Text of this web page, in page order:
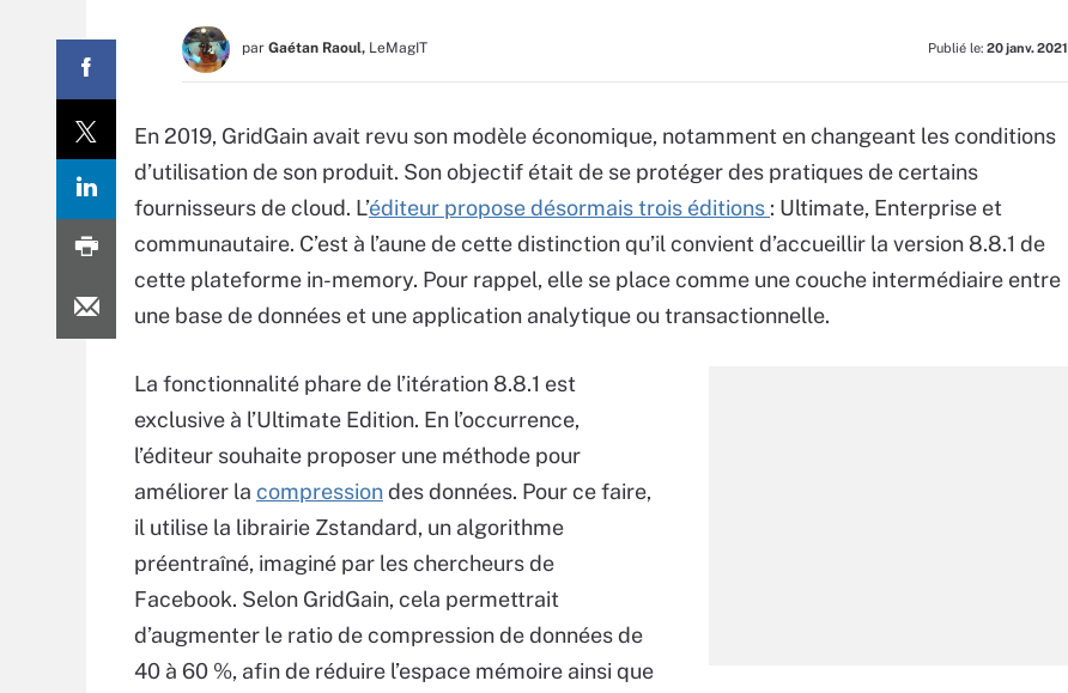
par Gaétan Raoul, LeMagIT Publié le: 20 janv. 2021
En 2019, GridGain avait revu son modèle économique, notamment en changeant les conditions
d’utilisation de son produit. Son objectif était de se protéger des pratiques de certains
fournisseurs de cloud. L’éditeur propose désormais trois éditions : Ultimate, Enterprise et
communautaire. C’est à l’aune de cette distinction qu’il convient d’accueillir la version 8.8.1 de
cette plateforme in-memory. Pour rappel, elle se place comme une couche intermédiaire entre
une base de données et une application analytique ou transactionnelle.
La fonctionnalité phare de l’itération 8.8.1 est
exclusive à l’Ultimate Edition. En l’occurrence,
l’éditeur souhaite proposer une méthode pour
améliorer la compressiondes données. Pour ce faire,
il utilise la librairie Zstandard, un algorithme
préentraîné, imaginé par les chercheurs de
Facebook. Selon GridGain, cela permettrait
d’augmenter le ratio de compression de données de
40 à 60 %, afin de réduire l’espace mémoire ainsi que